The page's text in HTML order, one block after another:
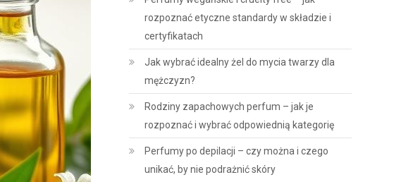
rozpoznać etyczne standardy w składzie i
certyfikatach
Jak wybrać idealny żel do mycia twarzy dla
mężczyzn?
Rodziny zapachowych perfum – jak je
rozpoznać i wybrać odpowiednią kategorię
Perfumy po depilacji – czy można i czego
unikać, by nie podrażnić skóry